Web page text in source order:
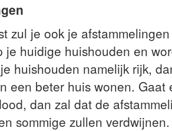
zul je ook je
je huidige huishouden en
huishouden namelijk rijk,
een beter huis wonen. Gaat
dan zal dat de
sommige zullen verdwijnen.